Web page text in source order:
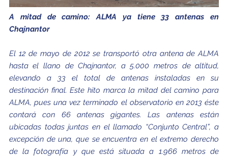
A mitad de camino: ALMA ya tiene 33 antenas en
Chajnantor
El 12 de mayo de 2012 se transportó otra antena de ALMA
hasta el llano de Chajnantor, a 5.000 metros de altitud,
elevando a 33 el total de antenas instaladas en su
destinación final. Este hito marca la mitad del camino para
ALMA, pues una vez terminado el observatorio en 2013 éste
contará con 66 antenas gigantes. Las antenas están
ubicadas todas juntas en el llamado “Conjunto Central”, a
excepción de una, que se encuentra en el extremo derecho
de la fotografía y que está situada a 1.966 metros de